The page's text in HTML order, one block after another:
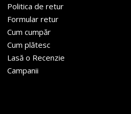
Politica de retur
Formular retur
Cum cumpăr
Cum plătesc
Lasă o Recenzie
Campanii